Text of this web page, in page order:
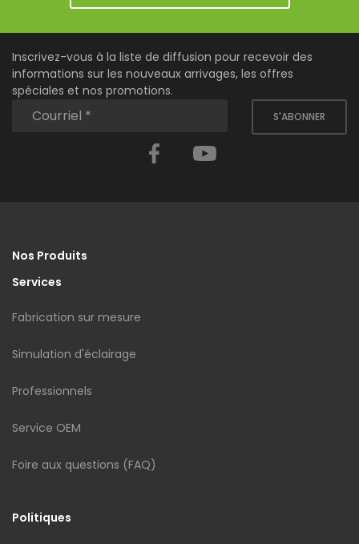
Inscrivez-vous à la liste de diffusion pour recevoir des
informations sur les nouveaux arrivages, les offres
spéciales et nos promotions.
S'ABONNER
Facebook
Nos Produits
Services
Fabrication sur mesure
Simulation d'éclairage
Professionnels
Service OEM
Foire aux questions (FAQ)
Politiques